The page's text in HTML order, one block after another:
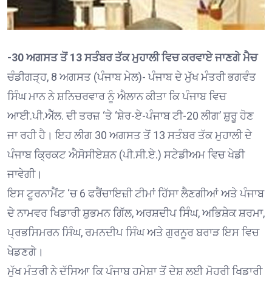
-30 ਅਗਸਤ ਤੋਂ 13 ਸਤੰਬਰ ਤੱਕ ਮੁਹਾਲੀ ਵਿਚ ਕਰਵਾਏ ਜਾਣਗੇ ਮੈਚ
ਚੰਡੀਗੜ੍ਹ, 8 ਅਗਸਤ (ਪੰਜਾਬ ਮੇਲ)- ਪੰਜਾਬ ਦੇ ਮੁੱਖ ਮੰਤਰੀ ਭਗਵੰਤ
ਸਿੰਘ ਮਾਨ ਨੇ ਸ਼ਨਿਚਰਵਾਰ ਨੂੰ ਐਲਾਨ ਕੀਤਾ ਕਿ ਪੰਜਾਬ ਵਿਚ
ਆਈ.ਪੀ.ਐੱਲ. ਦੀ ਤਰਜ਼ ‘ਤੇ ‘ਸ਼ੇਰ-ਏ-ਪੰਜਾਬ ਟੀ-20 ਲੀਗ’ ਸ਼ੁਰੂ ਹੋਣ
ਜਾ ਰਹੀ ਹੈ। ਇਹ ਲੀਗ 30 ਅਗਸਤ ਤੋਂ 13 ਸਤੰਬਰ ਤੱਕ ਮੁਹਾਲੀ ਦੇ
ਪੰਜਾਬ ਕ੍ਰਿਕਟ ਐਸੋਸੀਏਸ਼ਨ (ਪੀ.ਸੀ.ਏ.) ਸਟੇਡੀਅਮ ਵਿਚ ਖੇਡੀ
ਜਾਵੇਗੀ।
ਇਸ ਟੂਰਨਾਮੈਂਟ ‘ਚ 6 ਫਰੈਂਚਾਇਜ਼ੀ ਟੀਮਾਂ ਹਿੱਸਾ ਲੈਣਗੀਆਂ ਅਤੇ ਪੰਜਾਬ
ਦੇ ਨਾਮਵਰ ਖਿਡਾਰੀ ਸ਼ੁਭਮਨ ਗਿੱਲ, ਅਰਸ਼ਦੀਪ ਸਿੰਘ, ਅਭਿਸ਼ੇਕ ਸ਼ਰਮਾ,
ਪ੍ਰਭਸਿਮਰਨ ਸਿੰਘ, ਰਮਨਦੀਪ ਸਿੰਘ ਅਤੇ ਗੁਰਨੂਰ ਬਰਾੜ ਇਸ ਵਿਚ
ਖੇਡਣਗੇ।
ਮੁੱਖ ਮੰਤਰੀ ਨੇ ਦੱਸਿਆ ਕਿ ਪੰਜਾਬ ਹਮੇਸ਼ਾ ਤੋਂ ਦੇਸ਼ ਲਈ ਮੋਹਰੀ ਖਿਡਾਰੀ